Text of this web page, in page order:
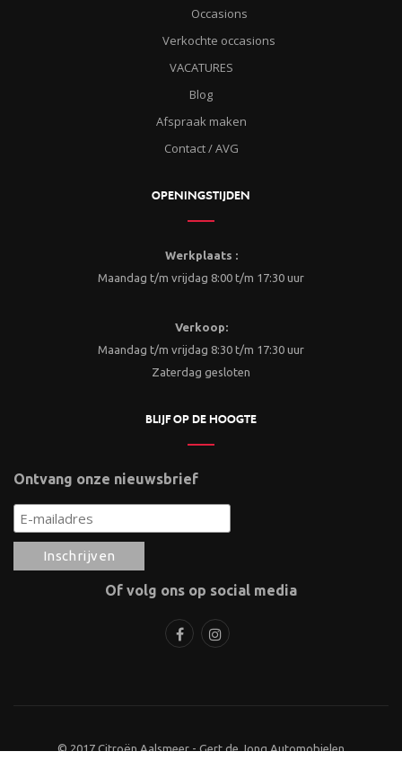
Occasions
Verkochte occasions
VACATURES
Blog
Afspraak maken
Contact / AVG
OPENINGSTIJDEN
Werkplaats :
Maandag t/m vrijdag 8:00 t/m 17:30 uur
Verkoop:
Maandag t/m vrijdag 8:30 t/m 17:30 uur
Zaterdag gesloten
BLIJF OP DE HOOGTE
Ontvang onze nieuwsbrief
Of volg ons op social media
© 2017 Citroën Aalsmeer - Gert de Jong Automobielen